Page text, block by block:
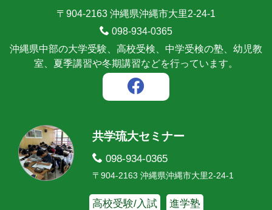
〒904-2163 沖縄県沖縄市大里2-24-1
098-934-0365
沖縄県中部の大学受験、高校受検、中学受検の塾、幼児教
室、夏季講習や冬期講習などを行っています。
共学琉大セミナー
098-934-0365
〒904-2163 沖縄県沖縄市大里2-24-1
高校受験/入試 進学塾